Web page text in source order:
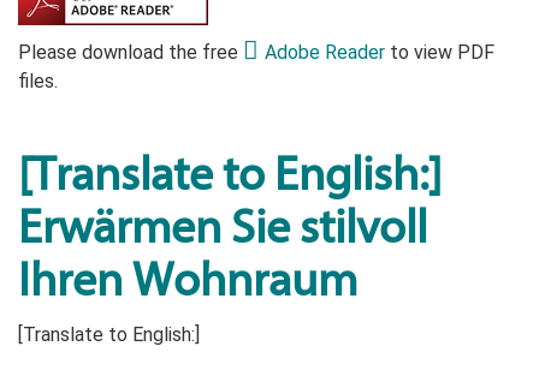
Please download the free Adobe Reader to view PDF
files.
[Translate to English:]
Erwärmen Sie stilvoll
Ihren Wohnraum
[Translate to English:]